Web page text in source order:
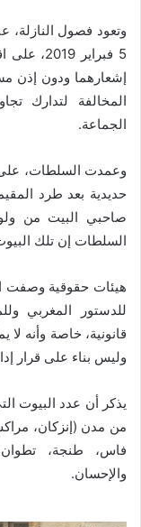
وتعود فصول النازلة،
5
إشعارهما ودون إذن
المخالفة لتدارك
الجماعة.
وعمدت السلطات، على
حديدية بعد طرد
صاحبي البيت من
السلطات إن تلك
هيئات حقوقية وصفت
للدستور المغربي
قانونية، خاصة وأنه
وليس بناء على قرار
من مدن (إنزكان،
فاس، طنجة،
والإحسان.